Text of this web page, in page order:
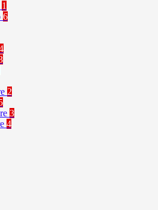
1
6
2
3
4